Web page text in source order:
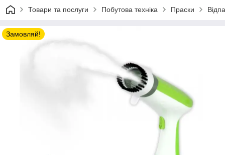
Товари та послуги Побутова техніка Праски
Замовляй!